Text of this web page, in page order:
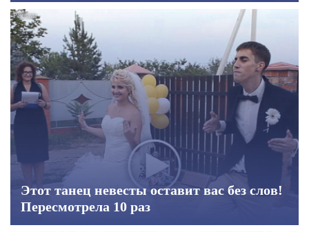
Этот танец невесты оставит вас без слов!
Пересмотрела 10 раз